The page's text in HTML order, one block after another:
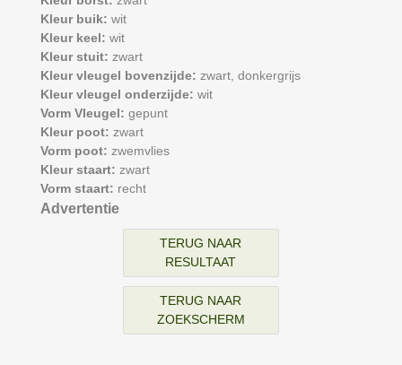
Kleur buik: wit
Kleur keel: wit
Kleur stuit: zwart
Kleur vleugel bovenzijde: zwart, donkergrijs
Kleur vleugel onderzijde: wit
Vorm Vleugel: gepunt
Kleur poot: zwart
Vorm poot: zwemvlies
Kleur staart: zwart
Vorm staart: recht
Advertentie
TERUG NAAR
RESULTAAT
TERUG NAAR
ZOEKSCHERM